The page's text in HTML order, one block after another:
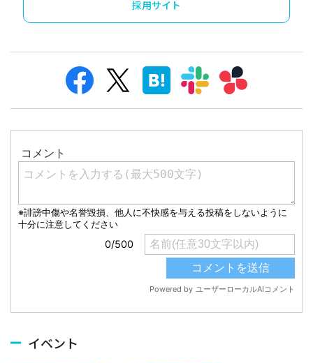
採用サイト
イベント